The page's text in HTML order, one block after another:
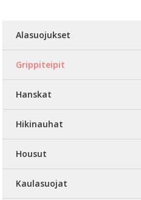
Alasuojukset
Grippiteipit
Hanskat
Hikinauhat
Housut
Kaulasuojat